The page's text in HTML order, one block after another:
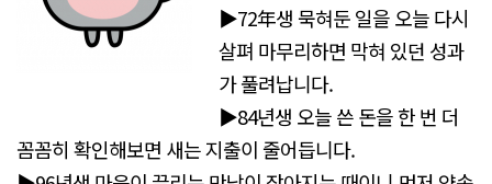
▶72年생 묵혀둔 일을 오늘 다시
살펴 마무리하면 막혀 있던 성과
가 풀려납니다.
▶84년생 오늘 쓴 돈을 한 번 더
꼼꼼히 확인해보면 새는 지출이 줄어듭니다.